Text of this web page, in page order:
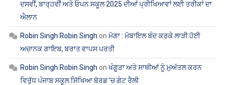
ਦਸਵੀਂ, ਬਾਰ੍ਹਵੀਂ ਅਤੇ ਓਪਨ ਸਕੂਲ 2025 ਦੀਆਂ ਪ੍ਰੀਖਿਆਵਾਂ ਲਈ ਤਰੀਕਾਂ ਦਾ
ਐਲਾਨ
Robin Singh Robin Singh on ਮੋਗਾ : ਮੋਬਾਇਲ ਬੰਦ ਕਰਕੇ ਲਾੜੀ ਹੋਈ
ਅਚਾਨਕ ਗਾਇਬ, ਬਰਾਤ ਵਾਪਸ ਪਰਤੀ
Robin Singh Robin Singh onਖੰਗੂੜਾ ਅਤੇ ਸਾਥੀਆਂ ਨੂੰ ਮੁਅੱਤਲ ਕਰਨ
ਵਿਰੁੱਧ ਪੰਜਾਬ ਸਕੂਲ ਸਿੱਖਿਆ ਬੋਰਡ ‘ਚ ਗੇਟ ਰੈਲੀ